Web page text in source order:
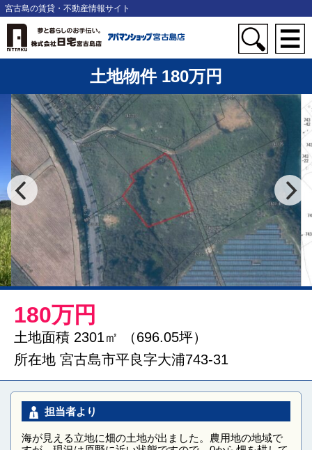
宮古島の賃貸・不動産情報サイト
土地物件 180万円
180万円
土地面積 2301㎡ （696.05坪）
所在地 宮古島市平良字大浦743-31
担当者より
海が見える立地に畑の土地が出ました。農用地の地域で